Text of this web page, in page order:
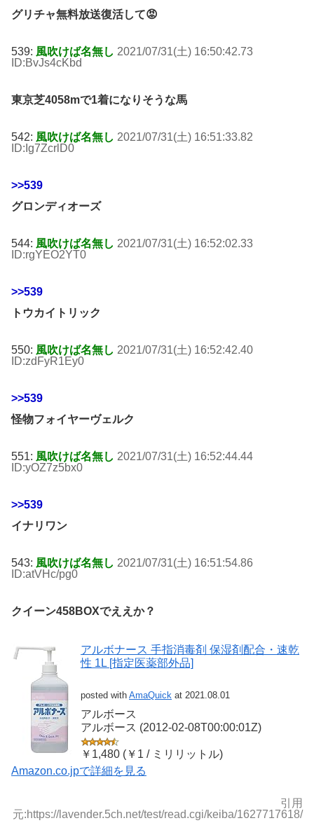
グリチャ無料放送復活して😡
539: 風吹けば名無し 2021/07/31(土) 16:50:42.73
ID:BvJs4cKbd
東京芝4058mで1着になりそうな馬
542: 風吹けば名無し 2021/07/31(土) 16:51:33.82
ID:Ig7ZcrlD0
>>539
グロンディオーズ
544: 風吹けば名無し 2021/07/31(土) 16:52:02.33
ID:rgYEO2YT0
>>539
トウカイトリック
550: 風吹けば名無し 2021/07/31(土) 16:52:42.40
ID:zdFyR1Ey0
>>539
怪物フォイヤーヴェルク
551: 風吹けば名無し 2021/07/31(土) 16:52:44.44
ID:yOZ7z5bx0
>>539
イナリワン
543: 風吹けば名無し 2021/07/31(土) 16:51:54.86
ID:atVHc/pg0
クイーン458BOXでええか？
アルボナース 手指消毒剤 保湿剤配合・速乾
性 1L [指定医薬部外品]
posted with AmaQuick at 2021.08.01
アルボース
アルボース (2012-02-08T00:00:01Z)
￥1,480 (￥1 / ミリリットル)
Amazon.co.jpで詳細を見る
引用
元:https://lavender.5ch.net/test/read.cgi/keiba/1627717618/